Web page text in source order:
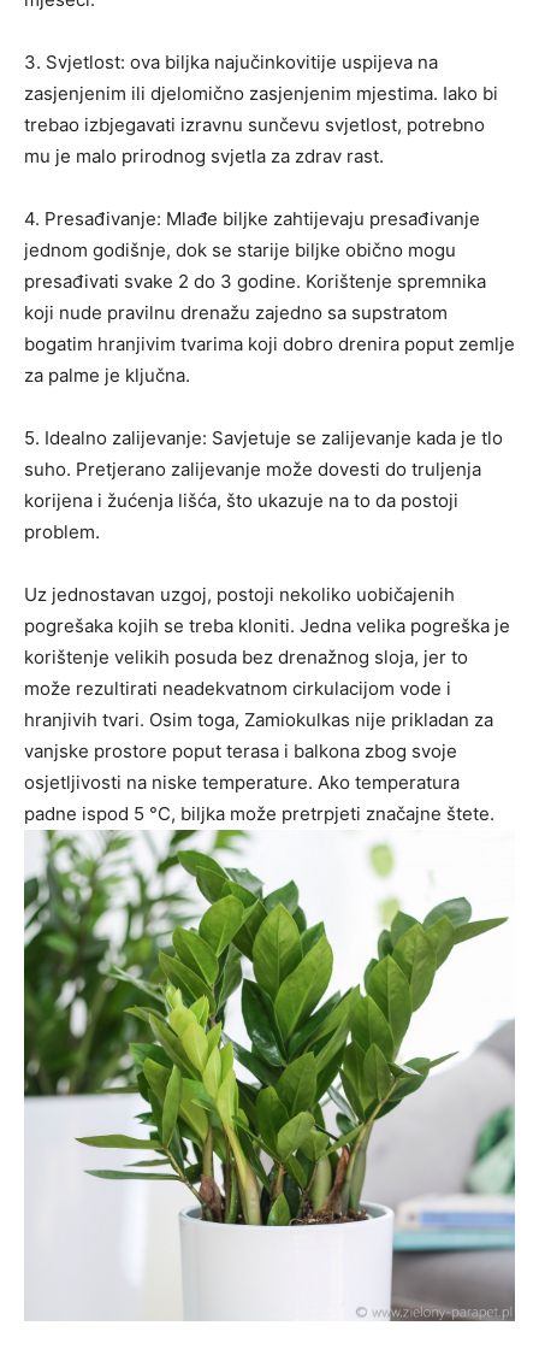
3. Svjetlost: ova biljka najučinkovitije uspijeva na
zasjenjenim ili djelomično zasjenjenim mjestima. Iako bi
trebao izbjegavati izravnu sunčevu svjetlost, potrebno
mu je malo prirodnog svjetla za zdrav rast.
4. Presađivanje: Mlađe biljke zahtijevaju presađivanje
jednom godišnje, dok se starije biljke obično mogu
presađivati ​​svake 2 do 3 godine. Korištenje spremnika
koji nude pravilnu drenažu zajedno sa supstratom
bogatim hranjivim tvarima koji dobro drenira poput zemlje
za palme je ključna.
5. Idealno zalijevanje: Savjetuje se zalijevanje kada je tlo
suho. Pretjerano zalijevanje može dovesti do truljenja
korijena i žućenja lišća, što ukazuje na to da postoji
problem.
Uz jednostavan uzgoj, postoji nekoliko uobičajenih
pogrešaka kojih se treba kloniti. Jedna velika pogreška je
korištenje velikih posuda bez drenažnog sloja, jer to
može rezultirati neadekvatnom cirkulacijom vode i
hranjivih tvari. Osim toga, Zamiokulkas nije prikladan za
vanjske prostore poput terasa i balkona zbog svoje
osjetljivosti na niske temperature. Ako temperatura
padne ispod 5 °C, biljka može pretrpjeti značajne štete.